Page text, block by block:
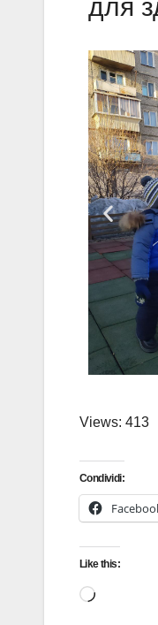
для
Views: 413
Condividi:
Like this: